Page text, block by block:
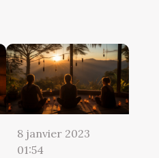
8 janvier 2023
01:54